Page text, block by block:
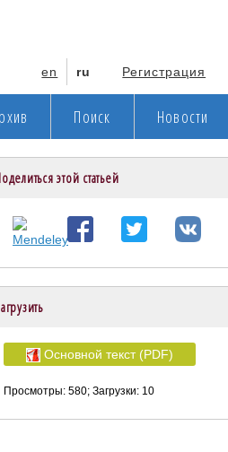
Регистрация
en ru
Поиск Новости
этой статьей
Основной текст (PDF)
Просмотры: 580; Загрузки: 10